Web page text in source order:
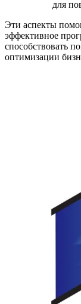
для
Эти аспекты
эффективное
способствовать
оптимизации